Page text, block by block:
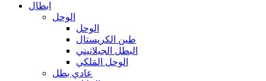
ابطال
الوحل
الوحل
طين الكريستال
البطل الجيلاتيني
الوحل المَلكي
عادي بطل